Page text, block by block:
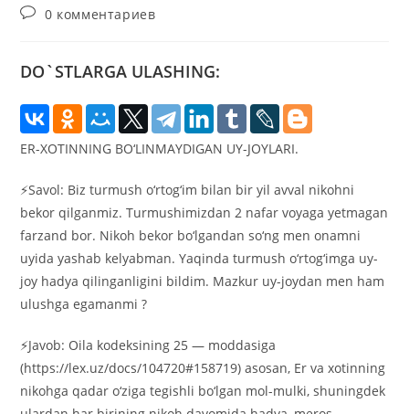
записи:
Комментарии
0 комментариев
DO`STLARGA ULASHING:
ER-XOTINNING BO‘LINMAYDIGAN UY-JOYLARI.
⚡️Savol: Biz turmush o‘rtog‘im bilan bir yil avval nikohni
bekor qilganmiz. Turmushimizdan 2 nafar voyaga yetmagan
farzand bor. Nikoh bekor bo‘lgandan so‘ng men onamni
uyida yashab kelyabman. Yaqinda turmush o‘rtog‘imga uy-
joy hadya qilinganligini bildim. Mazkur uy-joydan men ham
ulushga egamanmi ?
⚡️Javob: Oila kodeksining 25 — moddasiga
(https://lex.uz/docs/104720#158719) asosan, Er va xotinning
nikohga qadar o‘ziga tegishli bo‘lgan mol-mulki, shuningdek